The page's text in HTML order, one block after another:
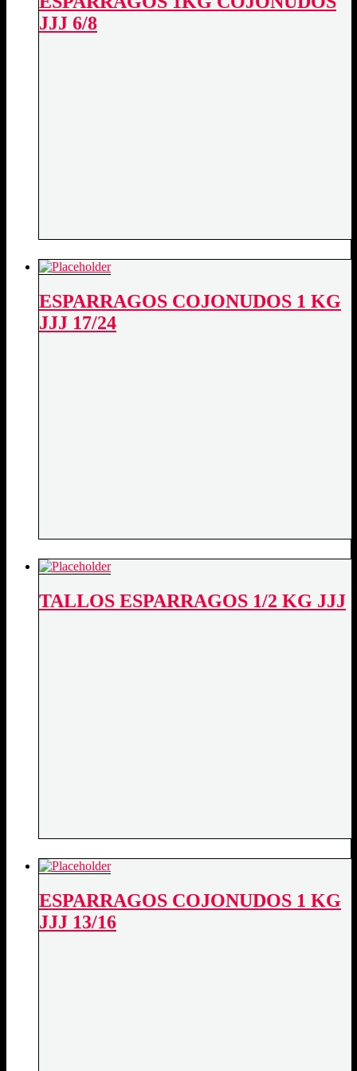
JJJ 6/8
ESPARRAGOS COJONUDOS 1 KG
JJJ 17/24
TALLOS ESPARRAGOS 1/2 KG JJJ
ESPARRAGOS COJONUDOS 1 KG
JJJ 13/16